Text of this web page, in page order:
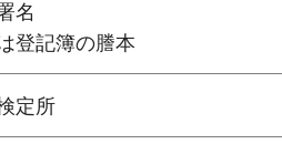
名
登記簿の謄本
定所